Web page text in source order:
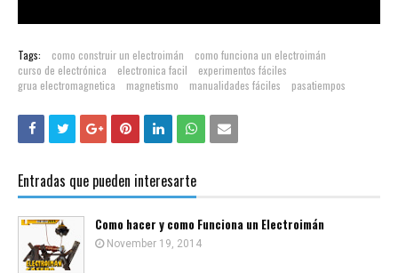
Tags: como construir un electroimán
como funciona un electroimán
curso de electrónica
electronica facil
experimentos fáciles
grua electromagnetica
magnetismo manualidades fáciles pasatiempos
Entradas que pueden interesarte
Como hacer y como Funciona un Electroimán
November 19, 2014